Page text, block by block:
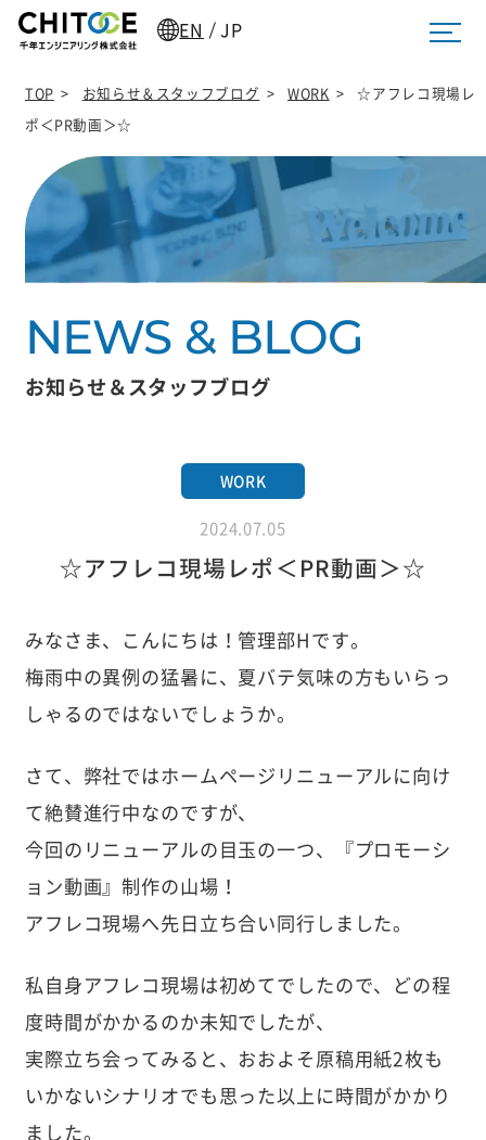
EN /JP
TOP > お知らせ＆スタッフブログ > WORK >
☆アフレコ現場レ
ポ＜PR動画＞☆
お知らせ＆スタッフブログ
WORK
2024.07.05
☆アフレコ現場レポ＜PR動画＞☆
みなさま、こんにちは！管理部Hです。
梅雨中の異例の猛暑に、夏バテ気味の方もいらっ
しゃるのではないでしょうか。
さて、弊社ではホームページリニューアルに向け
て絶賛進行中なのですが、
今回のリニューアルの目玉の一つ、『プロモーシ
ョン動画』制作の山場！
アフレコ現場へ先日立ち合い同行しました。
私自身アフレコ現場は初めてでしたので、どの程
度時間がかかるのか未知でしたが、
実際立ち会ってみると、おおよそ原稿用紙2枚も
いかないシナリオでも思った以上に時間がかかり
ました。